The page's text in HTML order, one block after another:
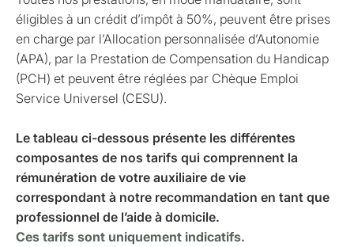
éligibles à un crédit d’impôt à 50%, peuvent être prises
en charge par l’Allocation personnalisée d’Autonomie
(APA), par la Prestation de Compensation du Handicap
(PCH) et peuvent être réglées par Chèque Emploi
Service Universel (CESU).
Le tableau ci-dessous présente les différentes
composantes de nos tarifs qui comprennent la
rémunération de votre auxiliaire de vie
correspondant à notre recommandation en tant que
professionnel de l’aide à domicile.
Ces tarifs sont uniquement indicatifs.